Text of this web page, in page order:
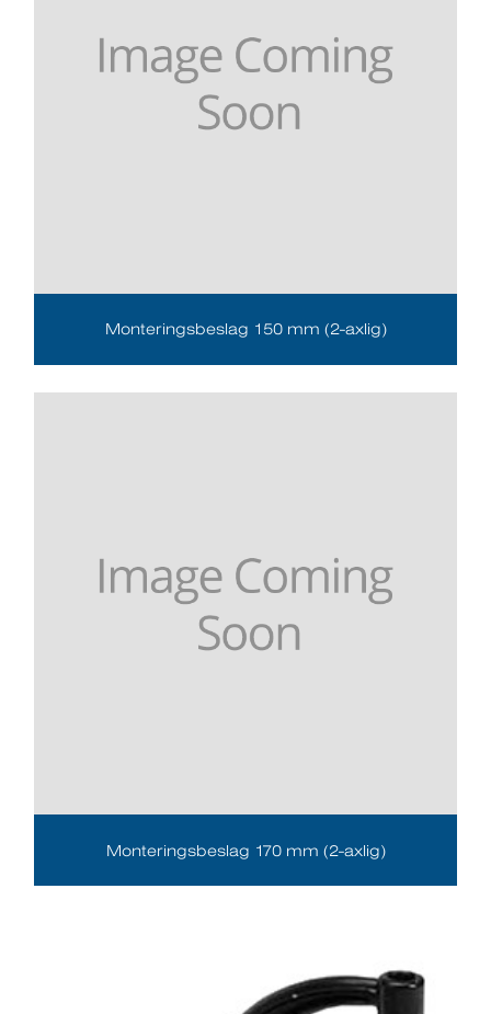
Monteringsbeslag 150 mm (2-axlig)
Monteringsbeslag 170 mm (2-axlig)